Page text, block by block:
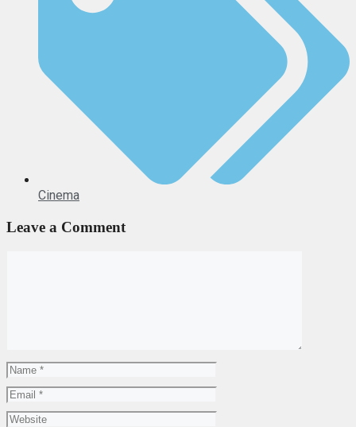
Cinema
Leave a Comment
Name
Email
Website